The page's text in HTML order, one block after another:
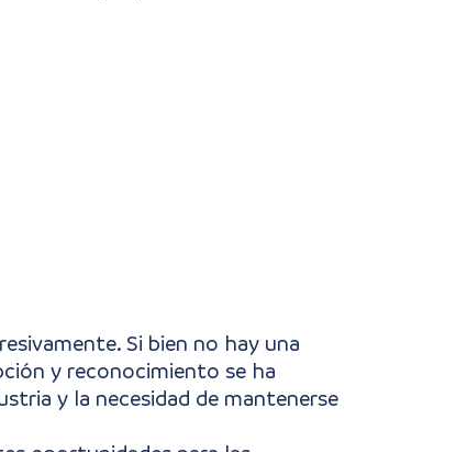
Si bien no hay una
y reconocimiento se ha
y la necesidad de mantenerse